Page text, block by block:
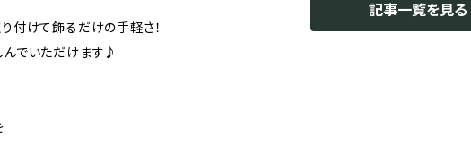
付けて飾るだけの手軽さ！
んでいただけます♪
記事一覧を見る